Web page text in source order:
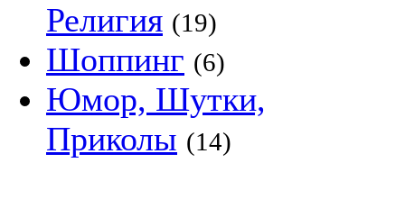
Религия (19)
Шоппинг (6)
Юмор, Шутки,
Приколы (14)